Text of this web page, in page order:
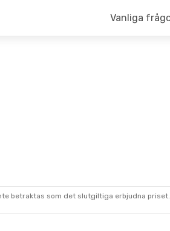
Vanliga
betraktas som det slutgiltiga erbjudna